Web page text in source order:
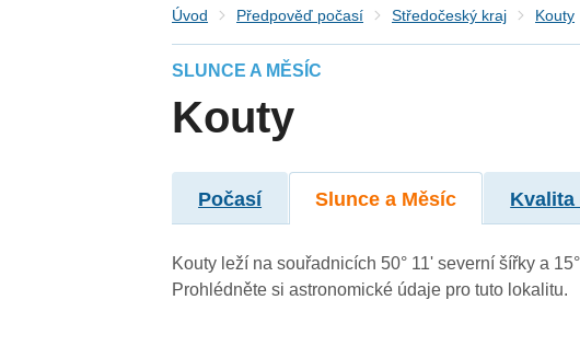
Úvod Předpověď počasí Středočeský kraj Kouty
SLUNCE A MĚSÍC
Kouty
Počasí Slunce a Měsíc
Kouty leží na souřadnicích 50° 11' severní šířky a
Prohlédněte si astronomické údaje pro tuto lokalitu.